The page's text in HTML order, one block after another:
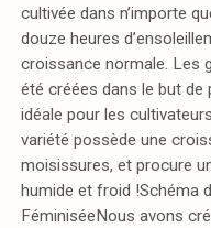
cultivée dans n’importe
douze heures
croissance normale. Les
été créées dans le but de
idéale pour les
variété possède une
moisissures, et procure
humide et froid !Schéma
FéminiséeNous avons